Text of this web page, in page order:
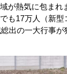
が熱気に包まれ
も17万人（新
出の一大行事が